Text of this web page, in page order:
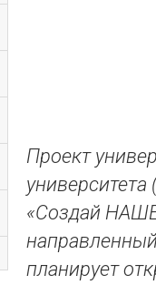
Проект
«Создай
планирует